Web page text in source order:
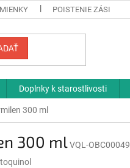
POISTENIE ZÁSIELKY
Doplnky k starostlivosti
300 ml
300 mlVQL-